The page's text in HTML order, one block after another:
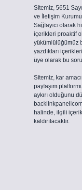
Sitemiz, 5651
ve İletişim
Sağlayıcı olarak
içerikleri proaktif
yükümlülüğümüz
yazdıkları
üye olarak bu
Sitemiz, kar
paylaşım
aykırı olduğunu
halinde, ilgili
kaldırılacaktır.